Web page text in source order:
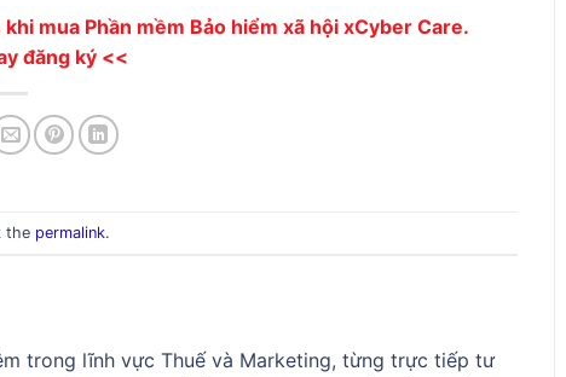
mua Phần mềm Bảo hiểm xã hội xCyber Care.
đăng ký <<
the permalink.
trong lĩnh vực Thuế và Marketing, từng trực tiếp tư